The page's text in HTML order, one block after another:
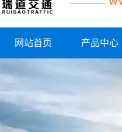
网站首页 产品中心